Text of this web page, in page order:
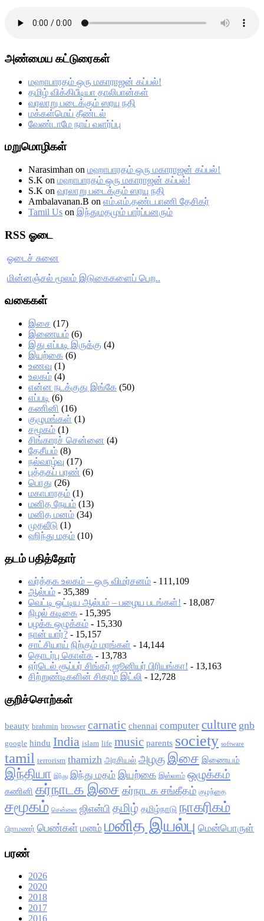
அண்மைய கட்டுரைகள்
மஹாபாரதம் ஒரு மகாராஜன் கப்பல்!
தமிழ் விக்கிபீடியா தாலிபான்கள்
வரலாறு படைக்கும் ஸரயு நதி
மக்கள்மெய் தீண்டல்
வேண்டாமே நாய் வளர்ப்பு
மறுமொழிகள்
Narasimhan on மஹாபாரதம் ஒரு மகாராஜன் கப்பல்!
S.K on மஹாபாரதம் ஒரு மகாராஜன் கப்பல்!
S.K on வரலாறு படைக்கும் ஸரயு நதி
Ambalavanan.B on எம்.எம்.தண்டபாணி தேசிகர்
Tamil Us on இந்துமதமும் பார்ப்பனரும்
RSS ஓடை
ஓடைச் சுனை
மின்னஞ்சல் மூலம் இடுகைகளைப் பெற..
வகைகள்
இசை (17)
இணையம் (6)
இது எப்படி இருக்கு (4)
இயற்கை (6)
உணவு (1)
உலகம் (4)
என்ன நடக்குது இங்கே (50)
எப்படி (6)
கணினி (16)
குழுமங்கள் (1)
சமூகம் (1)
சிங்காரச் சென்னை (4)
தேசீயம் (8)
நல்வாழ்வு (17)
புத்தகப் பரண் (6)
பொது (26)
மகாபாரதம் (1)
மனித நேயம் (13)
மனித மனம் (34)
முதலீடு (1)
ஹிந்து மதம் (10)
தடம் பதித்தோர்
வர்த்தக உலகம் – ஒரு விமர்சனம் - 111,109
ஆல்பம் - 35,389
வெட்டி ஒட்டிய ஆல்பம் – பழைய படங்கள்! - 18,087
நிழல் கடிகை - 15,395
பழக்க ஒழுக்கம் - 15,330
நான் யார்? - 15,157
சாட்சியாய் நிற்கும் மரங்கள் - 14,144
தொடர்பு கொள்க - 13,783
ஏர்டெல் சூப்பர் சிங்கர் ஜூனியர் பிரியங்கா! - 13,163
சிற்றுண்டிகளின் சிகரம் இட்லி - 12,728
குறிச்சொற்கள்
beauty brahmin browser carnatic chennai computer culture gnb
google hindu India islam life music parents society software
tamil terrorism thamizh அரசியல் அழகு இசை இணையம்
இந்தியா இந்து இந்து மதம் இயற்கை இஸ்லாம் ஒழுக்கம்
கணினி கர்நாடக இசை கர்நாடக சங்கீதம் குழந்தை
சமூகம் சென்னை ஜிஎன்பி தமிழ் தமிழ்நாடு நாகரிகம்
பிராமணர் பெண்கள் மனம் மனித இயல்பு மென்பொருள்
பரண்
2026
2020
2018
2017
2016